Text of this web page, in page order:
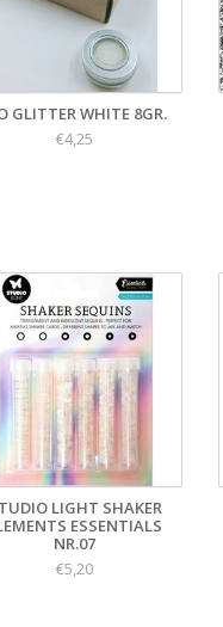
GLITTER WHITE 8GR.
€4,25
LIGHT SHAKER
ESSENTIALS
NR.07
€5,20